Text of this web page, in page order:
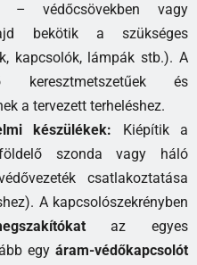
– védőcsövekben vagy
bekötik a szükséges
kapcsolók, lámpák stb.). A
keresztmetszetűek és
a tervezett terheléshez.
készülékek: Kiépítik a
szonda vagy háló
csatlakoztatása
A kapcsolószekrényben
az egyes
egy áram-védőkapcsolót